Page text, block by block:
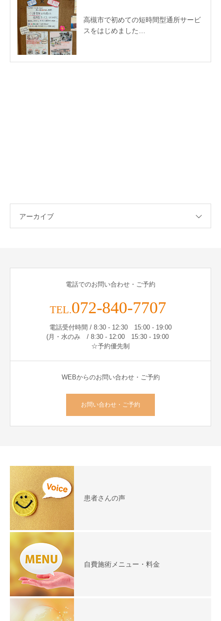
高槻市で初めての短時間型通所サービ
スをはじめました…
アーカイブ
電話でのお問い合わせ・ご予約
TEL.072-840-7707
電話受付時間 / 8:30 - 12:30 15:00 - 19:00
(月・水のみ / 8:30 - 12:00 15:30 - 19:00
☆予約優先制
WEBからのお問い合わせ・ご予約
お問い合わせ・ご予約
患者さんの声
自費施術メニュー・料金